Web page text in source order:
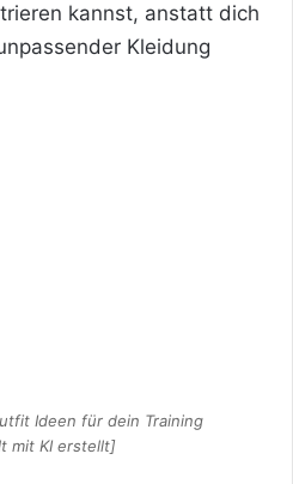
kannst, anstatt dich
Kleidung
Ideen für dein Training
mit KI erstellt]